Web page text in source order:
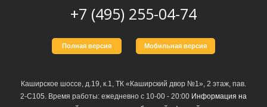
+7 (495) 255-04-74
Полная версия Мобильная версия
Каширское шоссе, д.19, к.1, ТК «Каширский двор №1», 2 этаж, пав.
2-С105. Время работы: ежедневно с 10-00 - 20:00 Информация на